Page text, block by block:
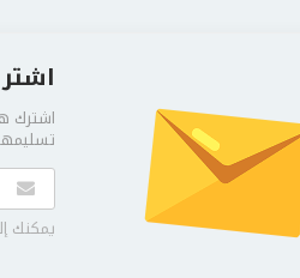
اشترك
يمكنك